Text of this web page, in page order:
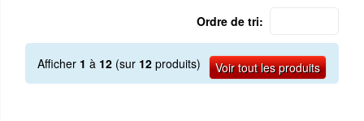
Ordre de tri:
Afficher 1 à 12 (sur 12 produits) Voir tout les produits